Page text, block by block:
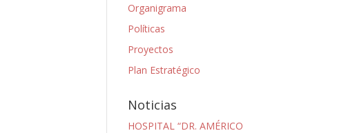
Organigrama
Políticas
Proyectos
Plan Estratégico
Noticias
HOSPITAL “DR. AMÉRICO